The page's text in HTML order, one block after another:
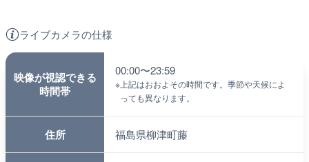
ライブカメラの仕様
映像が視認できる
時間帯
00:00〜23:59
※ 上記はおおよその時間です。季節や天候によ
っても異なります。
住所 福島県柳津町藤